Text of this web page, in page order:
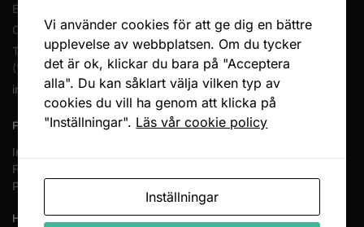
En del av Novodesign AB
Org.nr. 556790-1235
Tel.
08-400 209 60
(10-17 mån-fre)
info@heminreda.se
FÖLJ OSS
Instagram
Facebook
Pinterest
HANDLA HOS OSS
Vi använder cookies för att ge dig en bättre
upplevelse av webbplatsen. Om du tycker
det är ok, klickar du bara på "Acceptera
alla". Du kan såklart välja vilken typ av
cookies du vill ha genom att klicka på
"Inställningar". Läs vår cookie policy
Inställningar